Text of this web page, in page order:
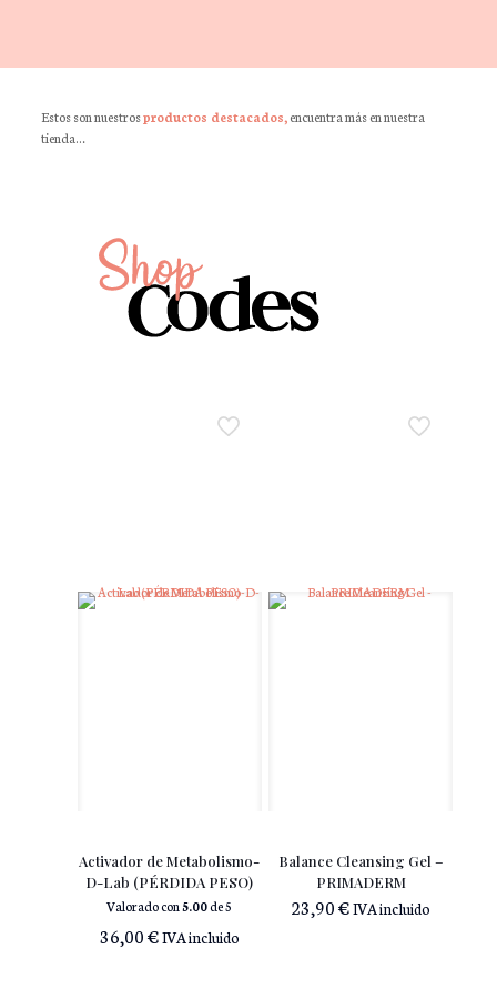
Estos son nuestrosproductos destacados,encuentra más en nuestra
tienda…
Activador de Metabolismo-
D-Lab (PÉRDIDA PESO)
Valorado con5.00de 5
36,00€IVA incluido
Balance Cleansing Gel –
PRIMADERM
23,90€IVA incluido